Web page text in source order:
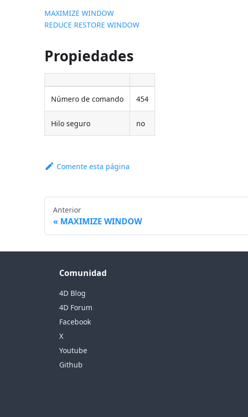
MAXIMIZE WINDOW
REDUCE RESTORE WINDOW
Propiedades
Número de comando 454
Hilo seguro no
Comente esta página
Anterior
MAXIMIZE WINDOW
Comunidad
4D Blog
4D Forum
Facebook
X
Youtube
Github